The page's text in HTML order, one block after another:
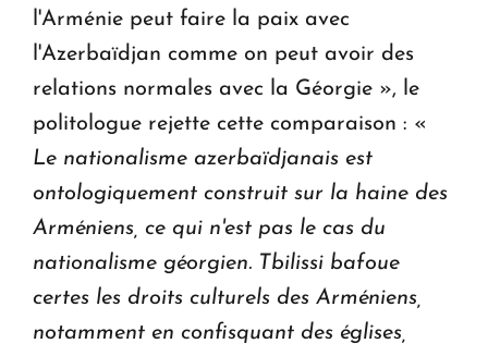
l'Arménie peut faire la paix avec
l'Azerbaïdjan comme on peut avoir des
relations normales avec la Géorgie », le
politologue rejette cette comparaison : «
Le nationalisme azerbaïdjanais est
ontologiquement construit sur la haine des
Arméniens, ce qui n'est pas le cas du
nationalisme géorgien. Tbilissi bafoue
certes les droits culturels des Arméniens,
notamment en confisquant des églises,